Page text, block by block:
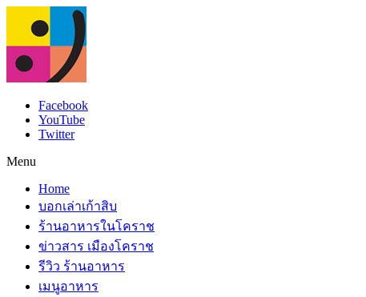
Facebook
YouTube
Twitter
Menu
Home
บอกเล่าเก้าสิบ
ร้านอาหารในโคราช
ข่าวสาร เมืองโคราช
รีวิว ร้านอาหาร
เมนูอาหาร